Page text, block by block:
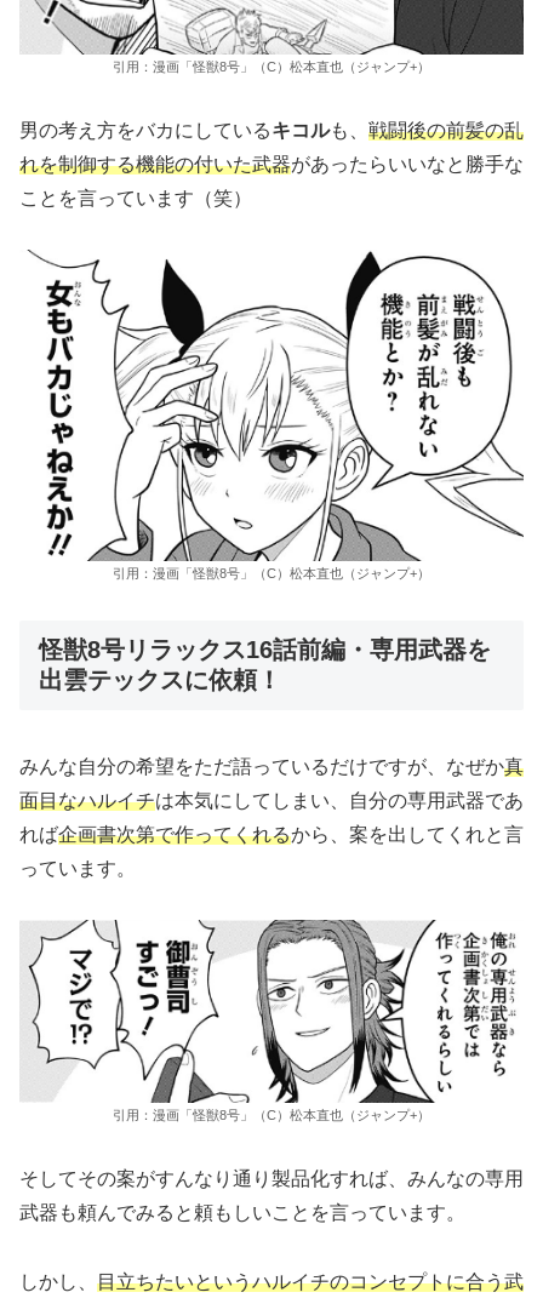
引用：漫画「怪獣8号」（C）松本直也（ジャンプ+）
男の考え方をバカにしているキコルも、 戦闘後の前髪の乱
れを制御する機能の付いた武器があったらいいなと勝手な
ことを言っています（笑）
引用：漫画「怪獣8号」（C）松本直也（ジャンプ+）
怪獣8号リラックス16話前編・専用武器を
出雲テックスに依頼！
みんな自分の希望をただ語っているだけですが、なぜか真
面目なハルイチは本気にしてしまい、自分の専用武器であ
れば企画書次第で作ってくれるから、案を出してくれと言
っています。
引用：漫画「怪獣8号」（C）松本直也（ジャンプ+）
そしてその案がすんなり通り製品化すれば、みんなの専用
武器も頼んでみると頼もしいことを言っています。
しかし、 目立ちたいというハルイチのコンセプトに合う武